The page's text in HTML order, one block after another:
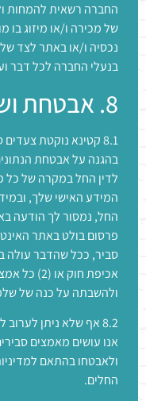
החברה רשאית להמחות
של מכירה ו/או מיזוג
נכסיה ו/או באתר לצד
בנעלי החברה לכל דבר
8. אבטחת ושמירת מידע
8.1 קטינא נוקטת
בהגנה על אבטחת
לדין החל במקרה של כל
המידע האישי שלך,
החל, נמסור לך הודעה
פרסום בולט באתר
אכיפת
ולהשבתה על כנה של
8.2 אף שלא ניתן
אנו עושים מאמצים
ולאבטחו בהתאם
החלים.